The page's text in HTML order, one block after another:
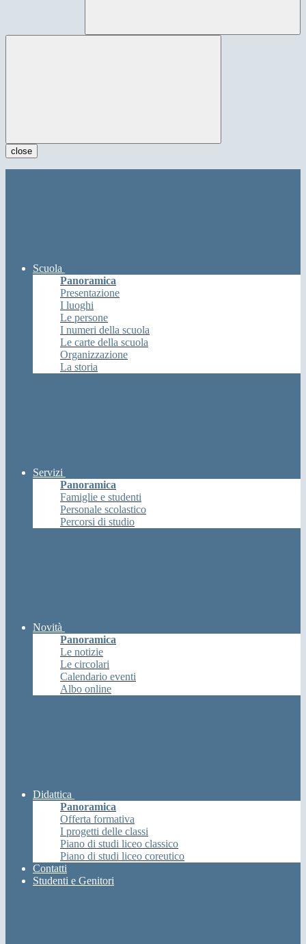
close
Scuola
Panoramica
Presentazione
I luoghi
Le persone
I numeri della scuola
Le carte della scuola
Organizzazione
La storia
Servizi
Panoramica
Famiglie e studenti
Personale scolastico
Percorsi di studio
Novità
Panoramica
Le notizie
Le circolari
Calendario eventi
Albo online
Didattica
Panoramica
Offerta formativa
I progetti delle classi
Piano di studi liceo classico
Piano di studi liceo coreutico
Contatti
Studenti e Genitori